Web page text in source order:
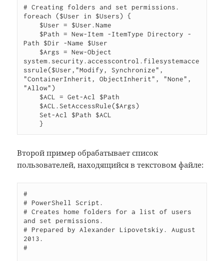
# Creating folders and set permissions.
foreach ($User in $Users) {
Path $Dir -Name $User
system.security.accesscontrol.filesystemacce
ssrule($User,"Modify, Synchronize",
"ContainerInherit, ObjectInherit", "None",
"Allow")
    }
Второй пример обрабатывает список
пользователей, находящийся в текстовом файле:
#
# PowerShell Script.
# Creates home folders for a list of users
and set permissions.
# Prepared by Alexander Lipovetskiy. August
2013.
#